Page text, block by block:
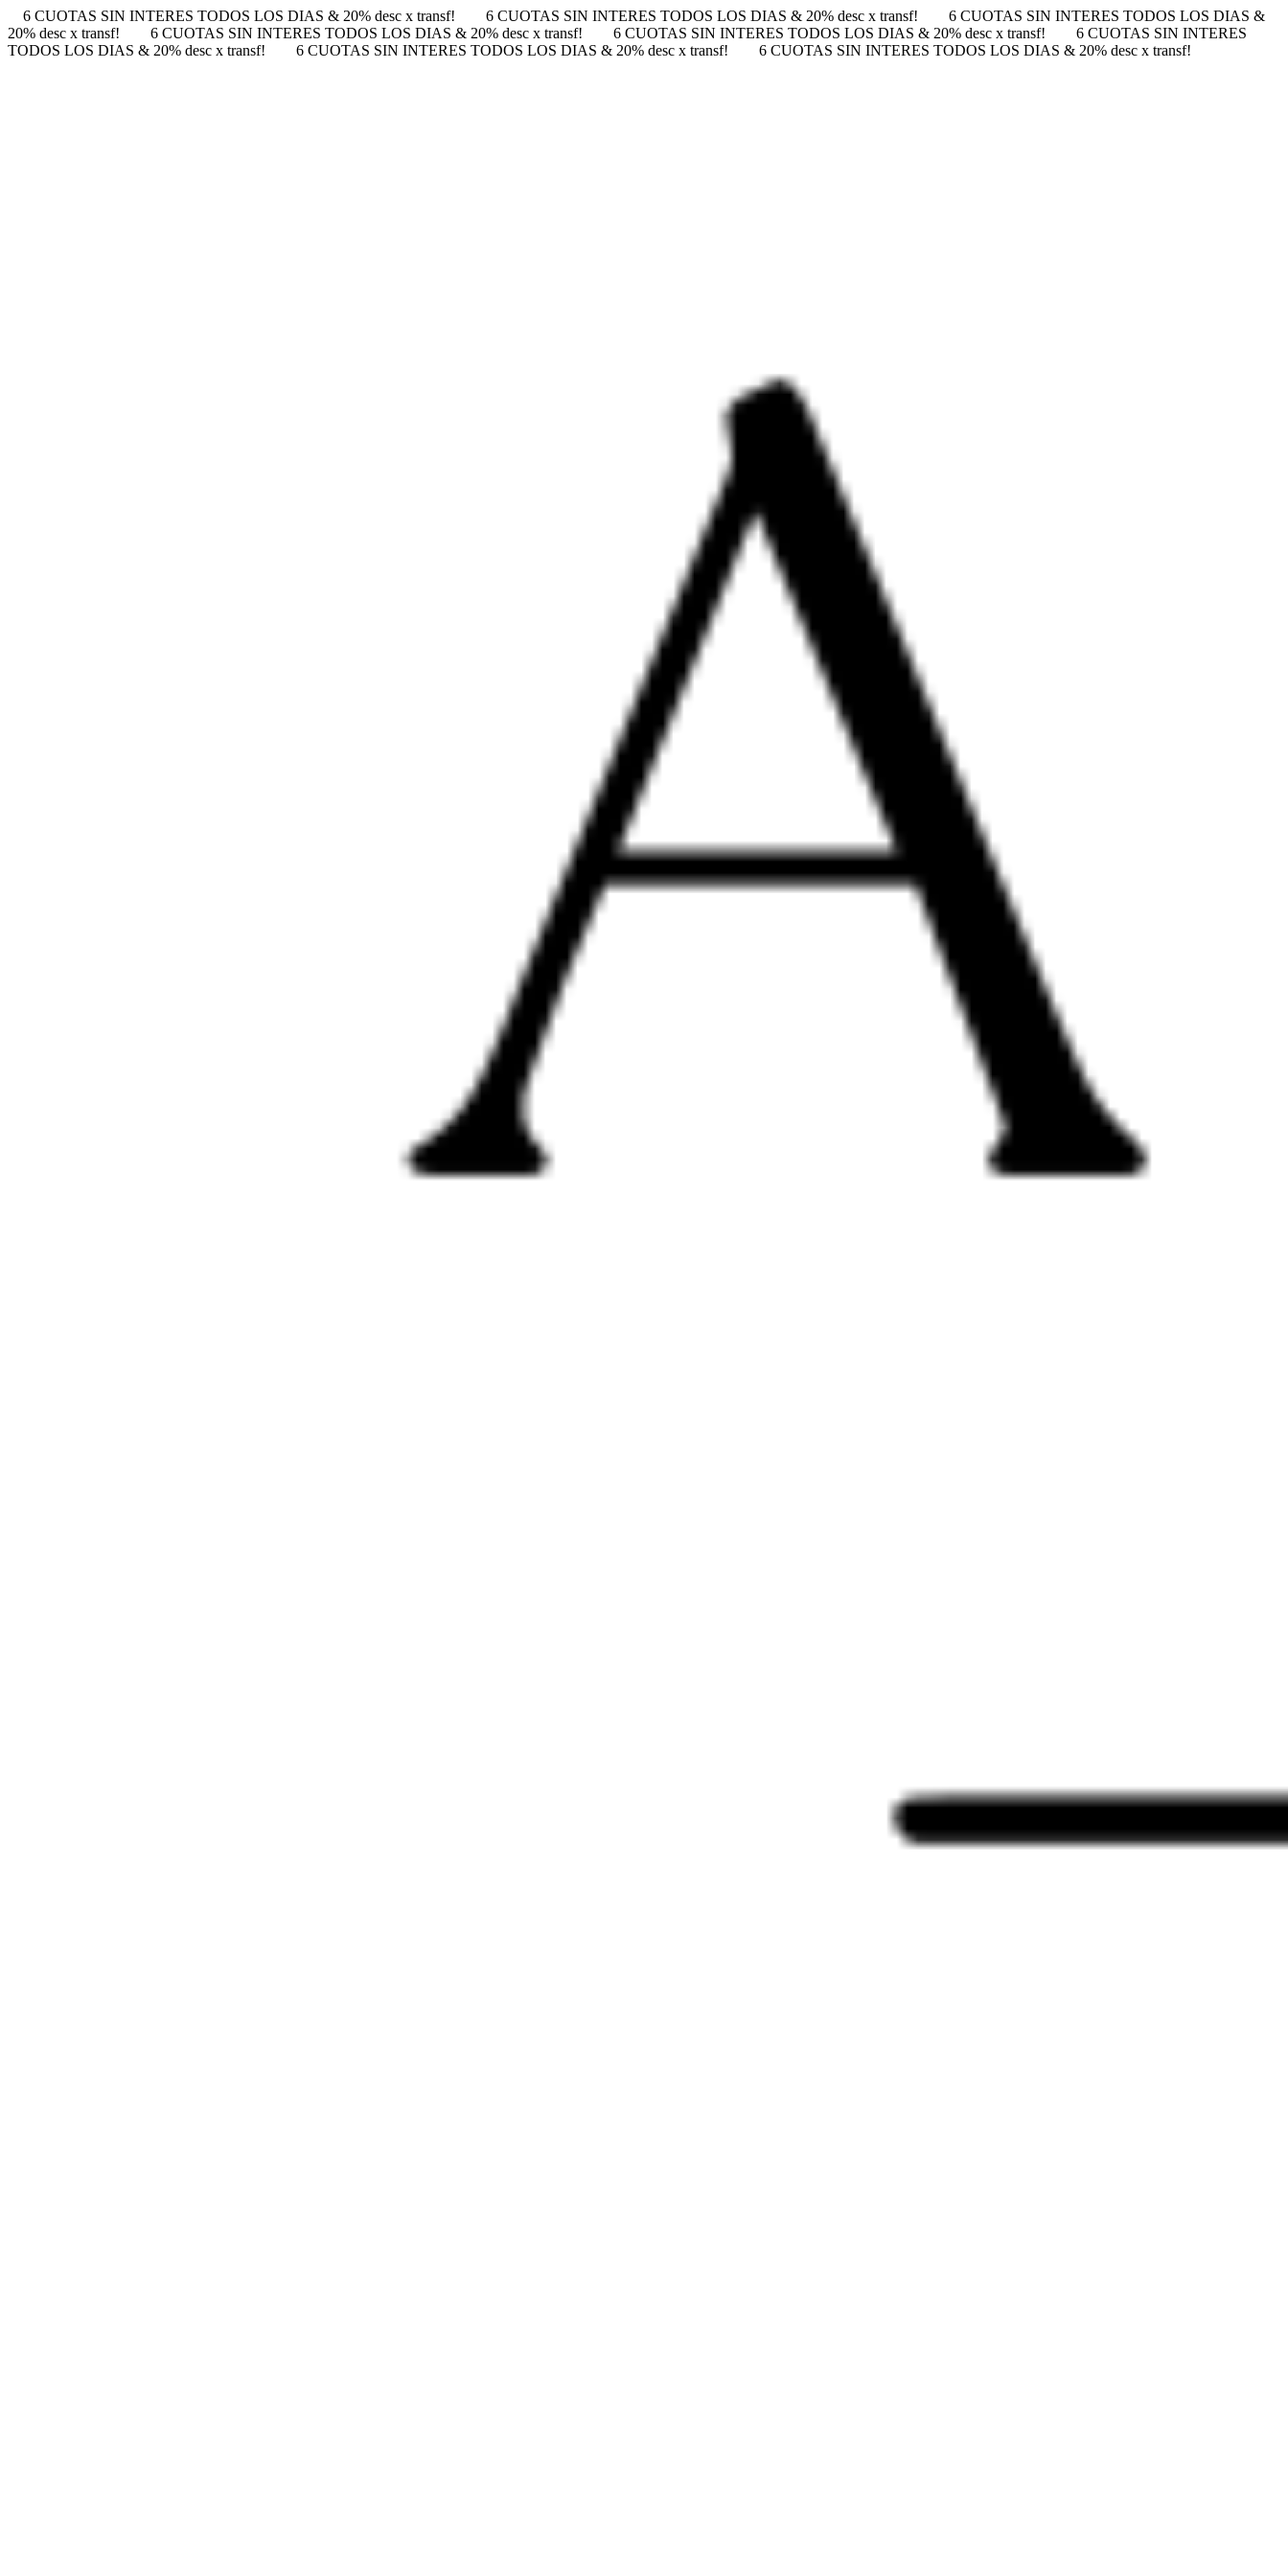
6 CUOTAS SIN INTERES TODOS LOS DIAS & 20% desc x transf! 6 CUOTAS SIN INTERES TODOS LOS DIAS & 20% desc x transf!
6 CUOTAS SIN INTERES TODOS LOS DIAS &
20% desc x transf!
6 CUOTAS SIN INTERES TODOS LOS DIAS & 20% desc x transf! 6 CUOTAS SIN INTERES TODOS LOS DIAS & 20% desc x transf!
6 CUOTAS SIN INTERES
TODOS LOS DIAS & 20% desc x transf!
6 CUOTAS SIN INTERES TODOS LOS DIAS & 20% desc x transf! 6 CUOTAS SIN INTERES TODOS LOS DIAS & 20% desc x transf!